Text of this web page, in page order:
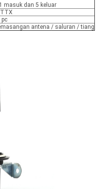
masuk dan 5 keluar
pc
antena / saluran / tiang